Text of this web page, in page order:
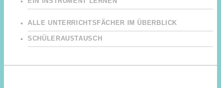
ALLE UNTERRICHTSFÄCHER IM ÜBERBLICK
SCHÜLERAUSTAUSCH